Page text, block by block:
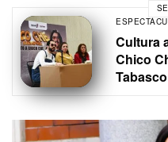
Cultura
Chico
Tabasco